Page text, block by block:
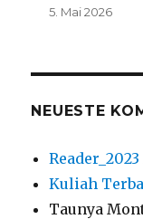
5. Mai 2026
NEUESTE
Reader_2023
Kuliah
Taunya